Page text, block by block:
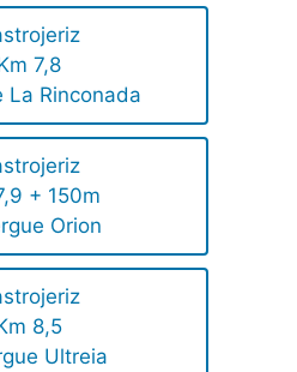
7,8
La Rinconada
+ 150m
Orion
8,5
Ultreia